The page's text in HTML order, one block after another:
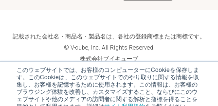
このウェブサイトでは、お客様のコンピューターにCookieを保存しま
す。このCookieは、このウェブサイトでのやり取りに関する情報を収
集し、お客様を記憶するために使用されます。この情報は、お客様の
ブラウジング体験を改善し、カスタマイズすること、ならびにこのウ
ェブサイトや他のメディアの訪問者に関する解析と指標を得ることを
記載された会社名・商品名・製品名は、各社の登録商標または商標です。
© V-cube, Inc. All Rights Reserved.
株式会社ブイキューブ
Follow Us